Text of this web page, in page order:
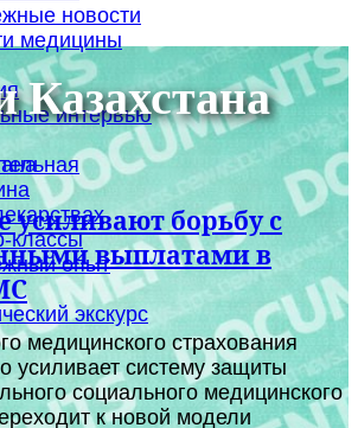
новости
медицины
интервью
классы
опыт
экскурс
Казахстана
усиливают борьбу с
выплатами в
медицинского страхования
усиливает систему защиты
социального медицинского
к новой модели